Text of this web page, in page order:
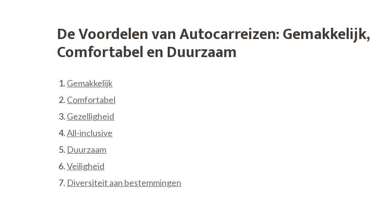
De Voordelen van Autocarreizen: Gemakkelijk,
Comfortabel en Duurzaam
Gemakkelijk
Comfortabel
Gezelligheid
All-inclusive
Duurzaam
Veiligheid
Diversiteit aan bestemmingen